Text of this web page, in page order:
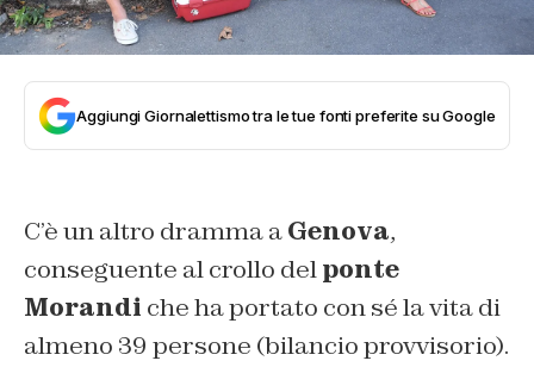
Aggiungi Giornalettismo tra le tue fonti preferite su Google
C’è un altro dramma aGenova,
conseguente al crollo delponte
Morandi che ha portato con sé la vita di
almeno 39 persone (bilancio provvisorio).